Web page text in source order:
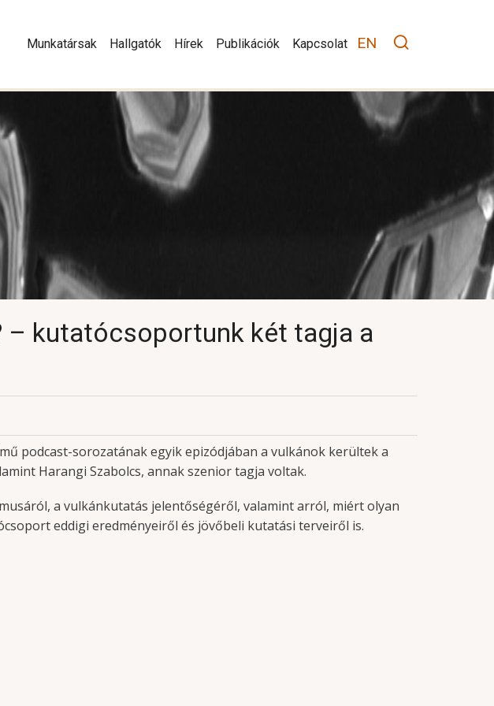
Main navigation
Munkatársak Hallgatók Hírek Publikációk Kapcsolat EN
– kutatócsoportunk két tagja a
podcast-sorozatának egyik epizódjában a vulkánok kerültek a
Harangi Szabolcs, annak szenior tagja voltak.
a vulkánkutatás jelentőségéről, valamint arról, miért olyan
eddigi eredményeiről és jövőbeli kutatási terveiről is.